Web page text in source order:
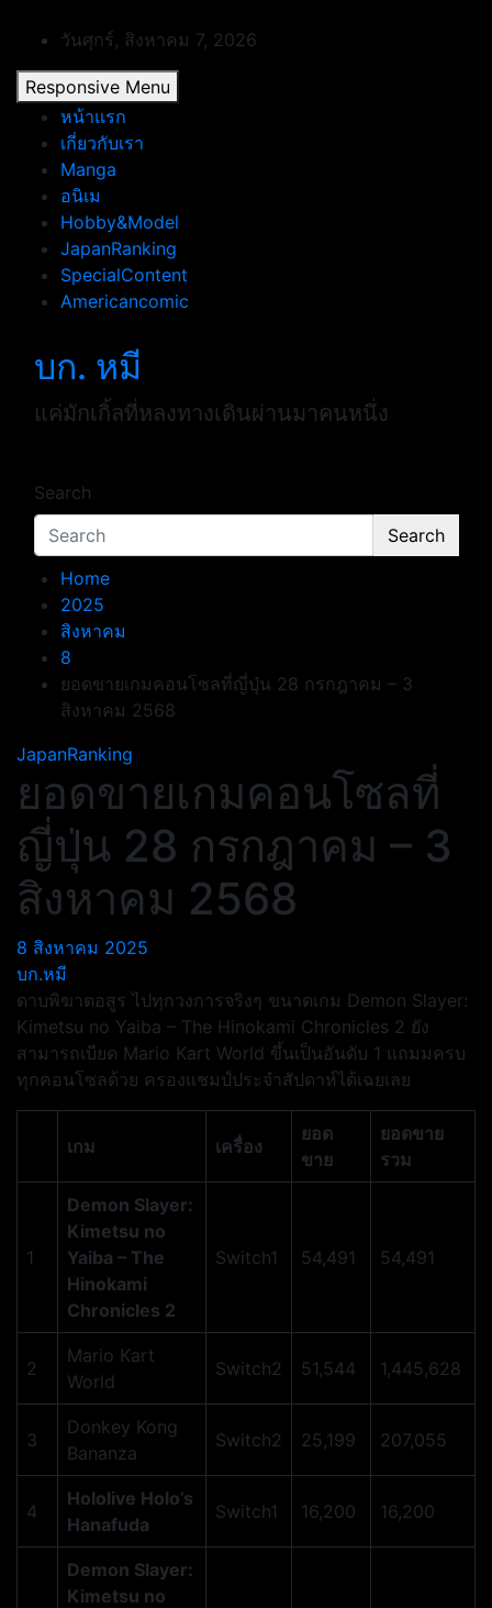
content
วันศุกร์, สิงหาคม 7, 2026
Responsive Menu
หน้าแรก
เกี่ยวกับเรา
Manga
อนิเม
Hobby&Model
JapanRanking
SpecialContent
Americancomic
บก. หมี
แค่มักเกิ้ลที่หลงทางเดินผ่านมาคนหนึ่ง
Search
Search
Home
2025
สิงหาคม
8
ยอดขายเกมคอนโซลที่ญี่ปุ่น 28 กรกฎาคม – 3
สิงหาคม 2568
JapanRanking
ยอดขายเกมคอนโซลที่
ญี่ปุ่น 28 กรกฎาคม – 3
สิงหาคม 2568
8 สิงหาคม 2025
บก.หมี
ดาบพิฆาตอสูร ไปทุกวงการจริงๆ ขนาดเกม Demon Slayer:
Kimetsu no Yaiba – The Hinokami Chronicles 2 ยัง
สามารถเบียด Mario Kart World ขึ้นเป็นอันดับ 1 แถมมครบ
ทุกคอนโซลด้วย ครองแชมป์ประจำสัปดาห์ได้เฉยเลย
เกม เครื่อง
ยอด
ขาย
ยอดขาย
รวม
1
Demon Slayer:
Kimetsu no
Yaiba – The
Hinokami
Chronicles 2
Switch1 54,491 54,491
2
Mario Kart
World
Switch2 51,544 1,445,628
3
Donkey Kong
Bananza
Switch2 25,199 207,055
4
Hololive Holo’s
Hanafuda
Switch1 16,200 16,200
Demon Slayer:
Kimetsu no